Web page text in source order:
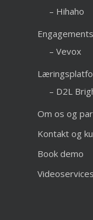
– Hihaho
– Vevox
– D2L
Om os og
Kontakt og
Book demo